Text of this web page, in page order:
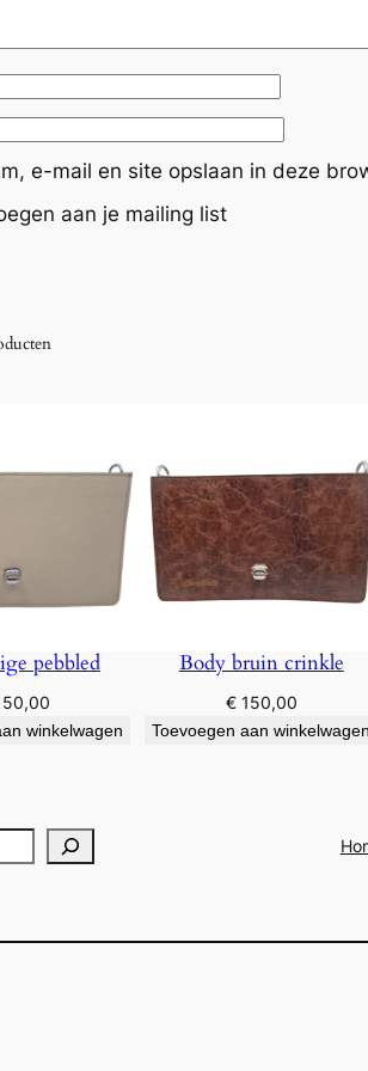
e-mail en site opslaan in deze
aan je mailing list
pebbled
winkelwagen
Body bruin crinkle
€150,00
Toevoegen aan winkelwagen